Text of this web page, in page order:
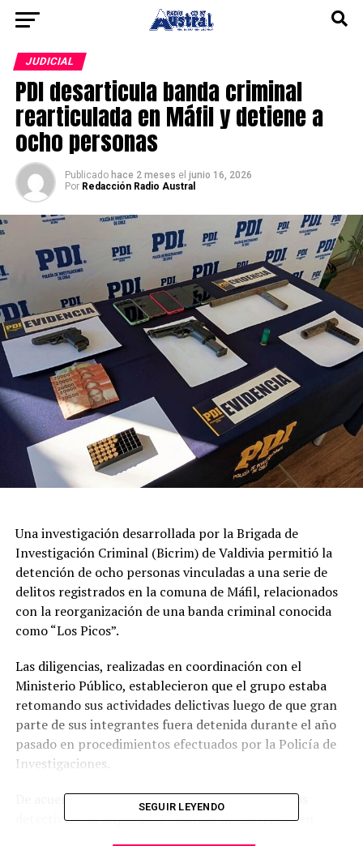
JUDICIAL
PDI desarticula banda criminal
rearticulada en Máfil y detiene a
ocho personas
Publicado hace 2 meses el junio 16, 2026
Por Redacción Radio Austral
Una investigación desarrollada por la Brigada de
Investigación Criminal (Bicrim) de Valdivia permitió la
detención de ocho personas vinculadas a una serie de
delitos registrados en la comuna de Máfil, relacionados
con la reorganización de una banda criminal conocida
como “Los Picos”.
Las diligencias, realizadas en coordinación con el
Ministerio Público, establecieron que el grupo estaba
retomando sus actividades delictivas luego de que gran
parte de sus integrantes fuera detenida durante el año
pasado en procedimientos efectuados por la Policía de
Investigaciones.
De acuerdo con los antecedentes reunidos por los
detectives, los imputados estarían involucrados en
SEGUIR LEYENDO